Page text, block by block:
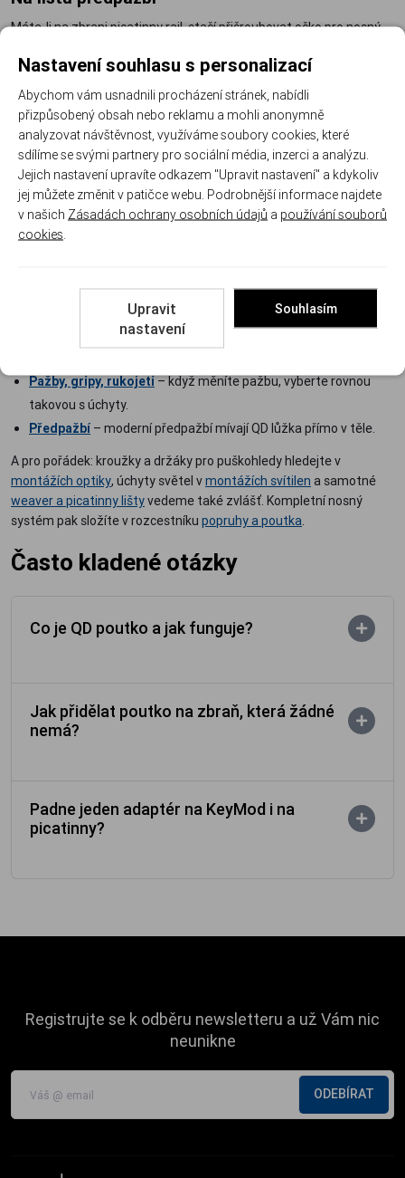
Máte-li na zbrani picatinny rail, stačí přišroubovat očko pro nosný
UTG, který pokryje systémy KeyMod i Picatinny jedním kusem.
Standardní oko, nebo QD?
Standardní poutko– jednoduché a spolehlivé, řemen se
provléká nebo cvaká karabinou; na loveckou zbraň bohatě stačí.
QD lůžko
– popruh odepnete jedním stiskem; praktické, když
jeden řemen střídáte na více zbraních.
Kontrola dotažení
Popruhy na zbraně– řemeny se standardními i QD konci, ke
Pažby, gripy, rukojeti– když měníte pažbu, vyberte rovnou
takovou s úchyty.
Předpažbí – moderní předpažbí mívají QD lůžka přímo v těle.
A pro pořádek: kroužky a držáky pro puškohledy hledejte v
montážích optiky, úchyty světel vmontážích svítilen a samotné
weaver a picatinny lištyvedeme také zvlášť. Kompletní nosný
systém pak složíte v rozcestníku popruhy a poutka.
Často kladené otázky
Co je QD poutko a jak funguje?
Jak přidělat poutko na zbraň, která žádné
nemá?
Padne jeden adaptér na KeyMod i na
picatinny?
Registrujte se k odběru newsletteru a už Vám nic
neunikne
ODEBÍRAT
Nastavení souhlasu s personalizací
Abychom vám usnadnili procházení stránek, nabídli
přizpůsobený obsah nebo reklamu a mohli anonymně
analyzovat návštěvnost, využíváme soubory cookies, které
sdílíme se svými partnery pro sociální média, inzerci a analýzu.
Jejich nastavení upravíte odkazem "Upravit nastavení" a kdykoliv
jej můžete změnit v patičce webu. Podrobnější informace najdete
v našich Zásadách ochrany osobních údajů a používání souborů
cookies
Upravit
nastavení
Souhlasím